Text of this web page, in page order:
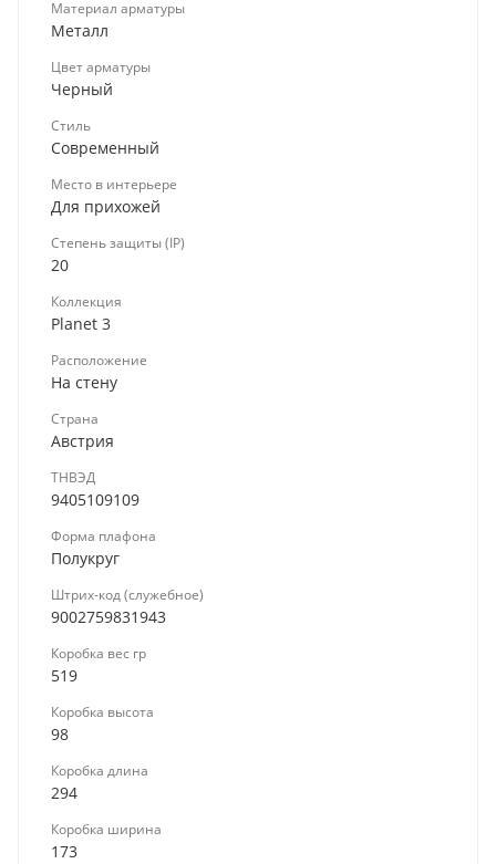
Материал арматуры
Металл
Цвет арматуры
Черный
Стиль
Современный
Место в интерьере
Для прихожей
Степень защиты (IP)
20
Коллекция
Planet 3
Расположение
На стену
Страна
Австрия
ТНВЭД
9405109109
Форма плафона
Полукруг
Штрих-код (служебное)
9002759831943
Коробка вес гр
519
Коробка высота
98
Коробка длина
294
Коробка ширина
173